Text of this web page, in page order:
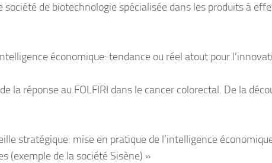
société de biotechnologie spécialisée dans les produits à
économique: tendance ou réel atout pour
la réponse au FOLFIRI dans le cancer colorectal. De la
stratégique: mise en pratique de l’intelligence
(exemple de la société Sisène) »